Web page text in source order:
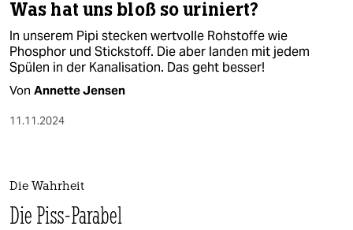
Was hat uns bloß so uriniert?
In unserem Pipi stecken wertvolle Rohstoffe wie
Phosphor und Stickstoff. Die aber landen mit jedem
Spülen in der Kanalisation. Das geht besser!
Von Annette Jensen
11.11.2024
Die Wahrheit
Die Piss-Parabel